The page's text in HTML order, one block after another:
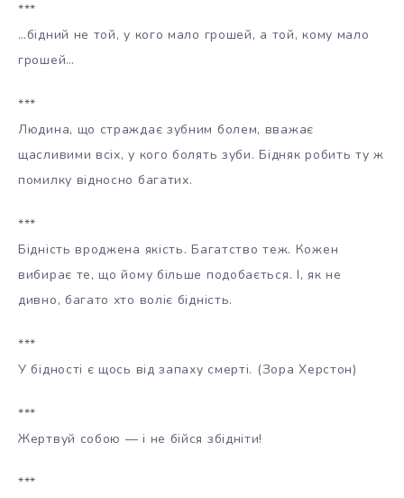
***
…бідний не той, у кого мало грошей, а той, кому мало
грошей…
***
Людина, що страждає зубним болем, вважає
щасливими всіх, у кого болять зуби. Бідняк робить ту ж
помилку відносно багатих.
***
Бідність вроджена якість. Багатство теж. Кожен
вибирає те, що йому більше подобається. І, як не
дивно, багато хто воліє бідність.
***
У бідності є щось від запаху смерті. (Зора Херстон)
***
Жертвуй собою — і не бійся збідніти!
***